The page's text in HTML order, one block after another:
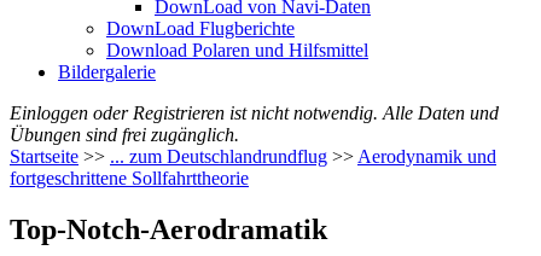
DownLoad von Navi-Daten
DownLoad Flugberichte
Download Polaren und Hilfsmittel
Bildergalerie
Einloggen oder Registrieren ist nicht notwendig. Alle Daten und
Übungen sind frei zugänglich.
Startseite >> ... zum Deutschlandrundflug >> Aerodynamik und
fortgeschrittene Sollfahrttheorie
Top-Notch-Aerodramatik